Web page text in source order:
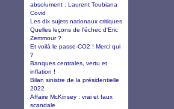
absolument : Laurent Toubiana
Covid
Les dix sujets nationaux critiques
Quelles leçons de l'échec d'Eric
Zemmour ?
Et voilà le passe-CO2 ! Merci qui
?
Banques centrales, vertu et
inflation !
Bilan sinistre de la présidentielle
2022
Affaire McKinsey : vrai et faux
scandale